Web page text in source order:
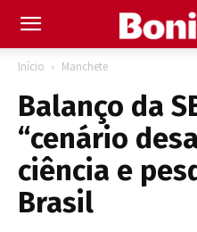
Início Manchete
Balanço da
“cenário
ciência e
Brasil